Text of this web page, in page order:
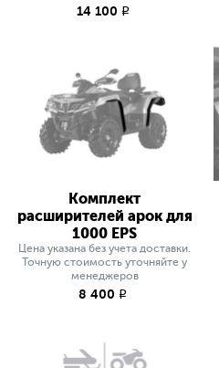
14 100 q
Комплект
расширителей арок для
1000 EPS
Цена указана без учета доставки.
Точную стоимость уточняйте у
менеджеров
8 400 q